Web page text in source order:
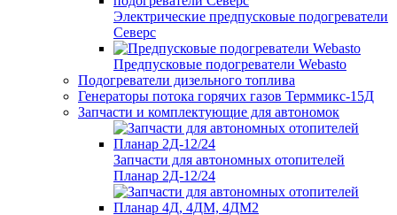
Электрические предпусковые подогреватели
Северс
Предпусковые подогреватели Webasto
Подогреватели дизельного топлива
Генераторы потока горячих газов Терммикс-15Д
Запчасти и комплектующие для автономок
Запчасти для автономных отопителей
Планар 2Д-12/24